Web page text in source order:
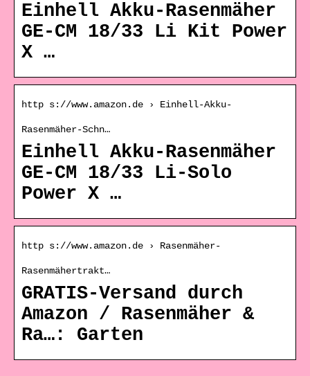
Einhell Akku-Rasenmäher
GE-CM 18/33 Li Kit Power
X …
http s://www.amazon.de › Einhell-Akku-
Rasenmäher-Schn…
Einhell Akku-Rasenmäher
GE-CM 18/33 Li-Solo
Power X …
http s://www.amazon.de › Rasenmäher-
Rasenmähertrakt…
GRATIS-Versand durch
Amazon / Rasenmäher &
Ra…: Garten